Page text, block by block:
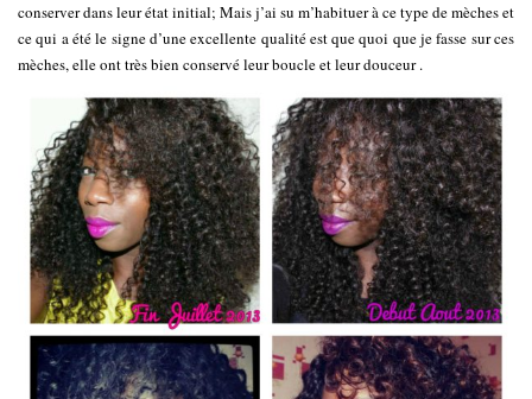
conserver dans leur état initial; Mais j’ai su m’habituer à ce type de mèches et
ce qui a été le signe d’une excellente qualité est que quoi que je fasse sur ces
mèches, elle ont très bien conservé leur boucle et leur douceur .